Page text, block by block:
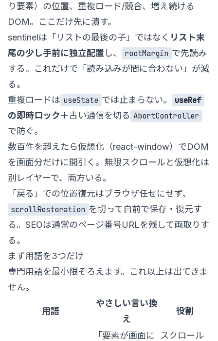
り要素）の位置、重複ロード/競合、増え続ける
DOM。ここだけ先に潰す。
sentinelは「リストの最後の子」ではなく リスト末
尾の少し手前に独立配置 し、 rootMargin で先読み
する。これだけで「読み込みが間に合わない」が減
る。
重複ロードは useState では止まらない。
useRef
の即時ロック＋古い通信を切る AbortController
で防ぐ。
数百件を超えたら仮想化（react-window）でDOM
を画面分だけに間引く。無限スクロールと仮想化は
別レイヤーで、両方いる。
「戻る」での位置復元はブラウザ任せにせず、
scrollRestoration を切って自前で保存・復元す
る。SEOは通常のページ番号URLを残して両取りす
る。
まず用語を3つだけ
専門用語を最小限そろえます。これ以上は出てきま
せん。
用語
やさしい言い換
え
役割
「要素が画面に
スクロール